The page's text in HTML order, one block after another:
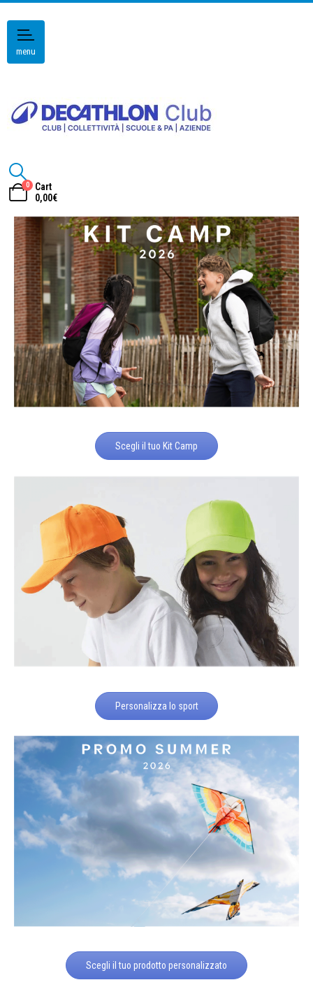
menu
0
Cart
0,00€
Scegli il tuo Kit Camp
Personalizza lo sport
Scegli il tuo prodotto personalizzato